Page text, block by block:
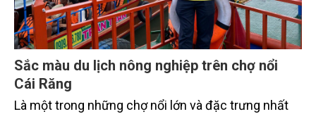
Sắc màu du lịch nông nghiệp trên chợ nổi
Cái Răng
Là một trong những chợ nổi lớn và đặc trưng nhất